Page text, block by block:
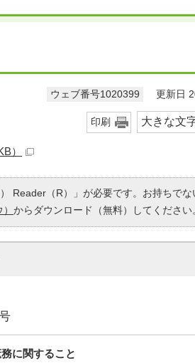
ウェブ番号1020399 更新日
印刷 大きな文
）
Reader（R）」が必要です。お持ちでな
からダウンロード（無料）してください
に関すること